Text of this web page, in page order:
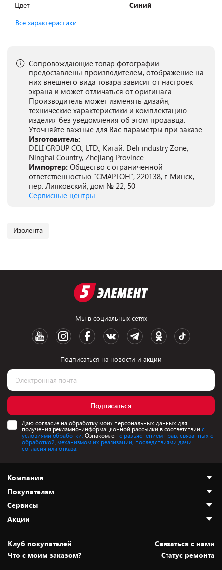
Цвет
Синий
Все характеристики
Сопровождающие товар фотографии
предоставлены производителем, отображение на
них внешнего вида товара зависит от настроек
экрана и может отличаться от оригинала.
Производитель может изменять дизайн,
технические характеристики и комплектацию
изделия без уведомления об этом продавца.
Уточняйте важные для Вас параметры при заказе.
Изготовитель:
DELI GROUP CO., LTD., Китай. Deli industry Zone,
Ninghai Country, Zhejiang Province
Импортер: Общество с ограниченной
ответственностью "СМАРТОН", 220138, г. Минск,
пер. Липковский, дом № 22, 50
Сервисные центры
Изолента
Мы в социальных сетях
Подписаться на новости и акции
Подписаться
Даю согласие на обработку моих персональных данных для
получения рекламно-информационной рассылки в соответствии с
условиями обработки. Ознакомлен с разъяснением прав, связанных с
обработкой, механизмом их реализации, последствиями дачи
согласия или отказа.
Компания
О нас
Адреса магазинов
Новости
Статьи и обзоры
Вакансии
Покупателям
Как сделать заказ
Оплата и доставка
Безналичный расчёт
Обмен и возврат товара
Сервисы
Установка техники
Для игровых консолей
Акции
Скидки и промокоды
Белорусские товары
Клуб покупателей
Cвязаться с нами
Что с моим заказом?
Статус ремонта